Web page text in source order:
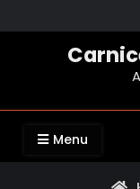
to
Menu